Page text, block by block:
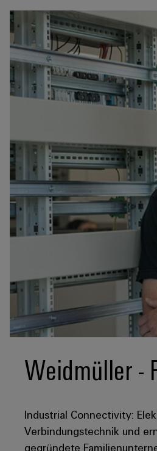
Weidmüller -
Industrial Connectivity:
Verbindungstechnik und
gegründete